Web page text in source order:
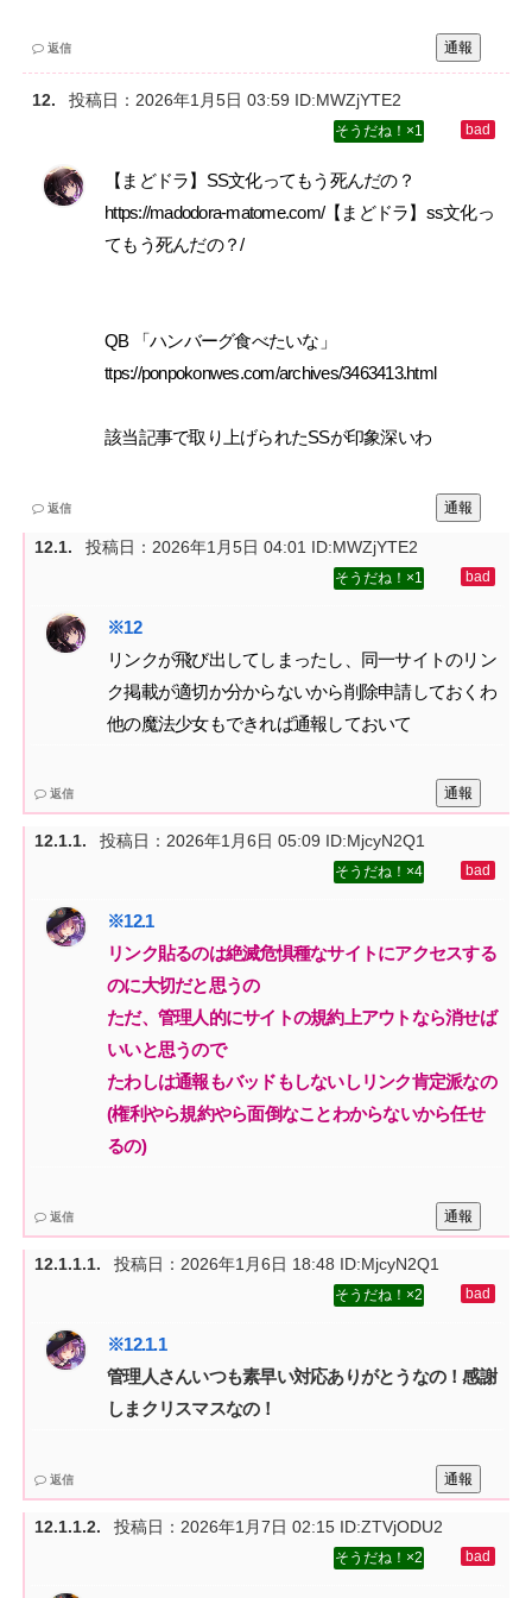
通報
返信
投稿日： 2026年1月5日 03:59 ID:MWZjYTE2
1
【まどドラ】SS文化ってもう死んだの？‌
https://madodora-matome.com/【まどドラ】ss文化っ
てもう死んだの？/‌
QB 「ハンバーグ食べたいな」‌
ttps://ponpokonwes.com/archives/3463413.html‌
該当記事で取り上げられたSSが印象深いわ
通報
返信
投稿日： 2026年1月5日 04:01 ID:MWZjYTE2
1
リンクが飛び出してしまったし、同一サイトのリン
ク掲載が適切か分からないから削除申請しておくわ‌
他の魔法少女もできれば通報しておいて
通報
返信
投稿日：2026年1月6日 05:09 ID:MjcyN2Q1
4
リンク貼るのは絶滅危惧種なサイトにアクセスする
のに大切だと思うの‌
ただ、管理人的にサイトの規約上アウトなら消せば
いいと思うので‌
たわしは通報もバッドもしないしリンク肯定派なの‌
(権利やら規約やら面倒なことわからないから任せ
るの)
通報
返信
投稿日：2026年1月6日 18:48 ID:MjcyN2Q1
2
管理人さんいつも素早い対応ありがとうなの！感謝
しまクリスマスなの！
通報
返信
投稿日： 2026年1月7日 02:15 ID:ZTVjODU2
2